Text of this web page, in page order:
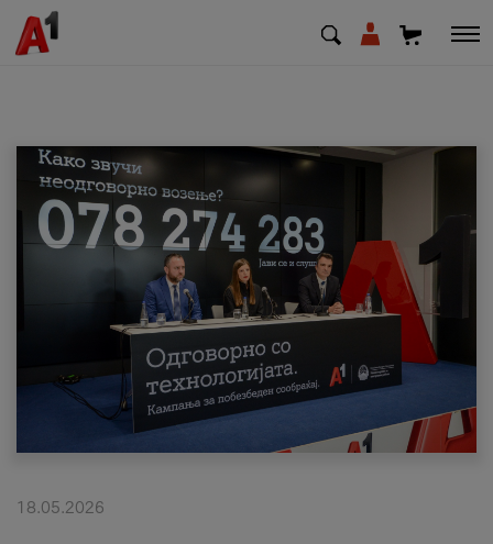
МК EN SQ
Деловни
Поддршка
Надополни кредит
18.05.2026